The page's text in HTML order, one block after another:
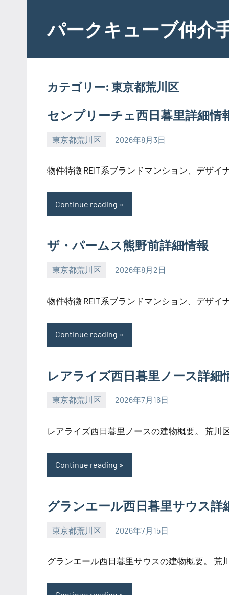
contentパークキューブ仲介
カテゴリー: 東京都荒川区
センプリーチェ西日暮里詳細情
東京都荒川区 2026年8月3日
SEZIMO
物件特徴 REIT系ブランドマンション、デザイ
Continue reading
ザ・パームス熊野前詳細情報
東京都荒川区 2026年8月2日
SEZIMO
物件特徴 REIT系ブランドマンション、デザイ
Continue reading
レアライズ西日暮里ノース詳細
東京都荒川区 2026年7月16日
SEZIMO
レアライズ西日暮里ノースの建物概要。 荒川
Continue reading
グランエール西日暮里サウス詳
東京都荒川区 2026年7月15日
SEZIMO
グランエール西日暮里サウスの建物概要。 荒